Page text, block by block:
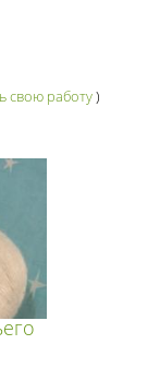
свою работу)